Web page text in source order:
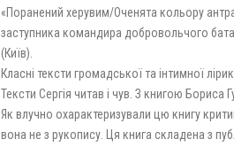
«Поранений херувим/Оченята кольору
заступника командира добровольчого
(Київ).
Класні тексти громадської та інтимної
Тексти Сергія читав і чув. З книгою
Як влучно охарактеризували цю книгу
вона не з рукопису. Ця книга складена з